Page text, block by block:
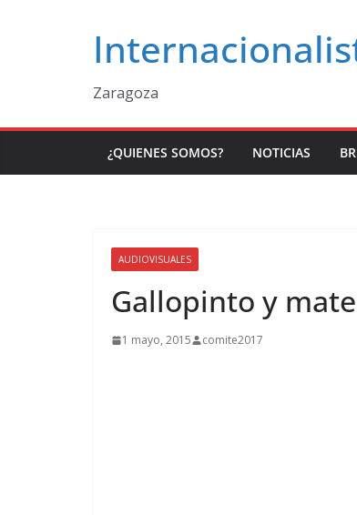
Zaragoza
¿QUIENES SOMOS? NOTICIAS
AUDIOVISUALES
Gallopinto y
1 mayo, 2015 comite2017